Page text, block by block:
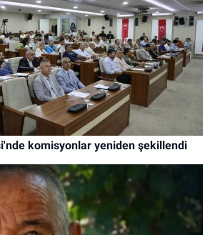
komisyonlar yeniden şekillendi